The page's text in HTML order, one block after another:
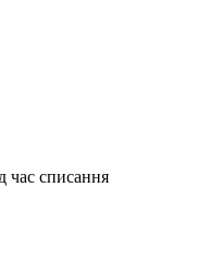
час списання